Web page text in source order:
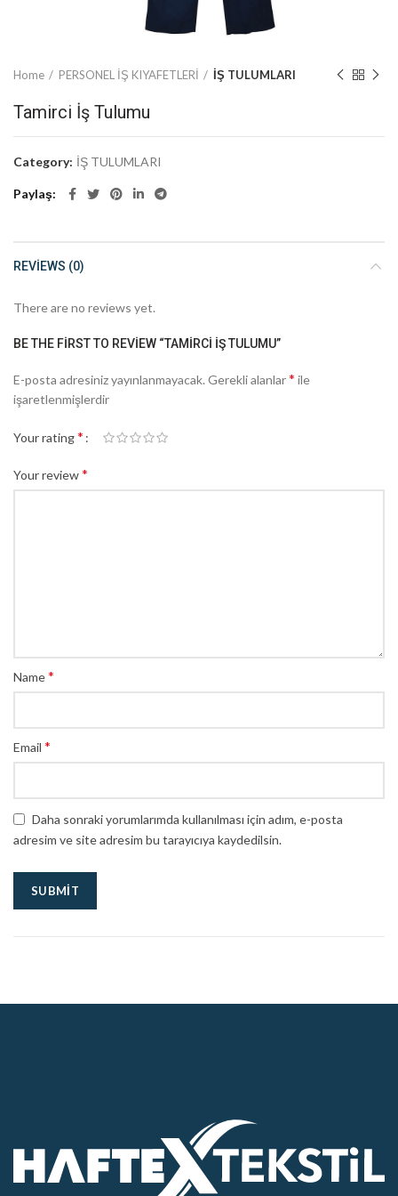
Home PERSONEL İŞ KIYAFETLERİ İŞ TULUMLARI
Tamirci İş Tulumu
Category: İŞ TULUMLARI
Paylaş
REVIEWS (0)
There are no reviews yet.
BE THE FIRST TO REVIEW “TAMIRCI İŞ TULUMU”
E-posta adresiniz yayınlanmayacak. Gerekli alanlar* ile
işaretlenmişlerdir
Your rating*
Your review*
Name*
Email *
Daha sonraki yorumlarımda kullanılması için adım, e-posta
adresim ve site adresim bu tarayıcıya kaydedilsin.